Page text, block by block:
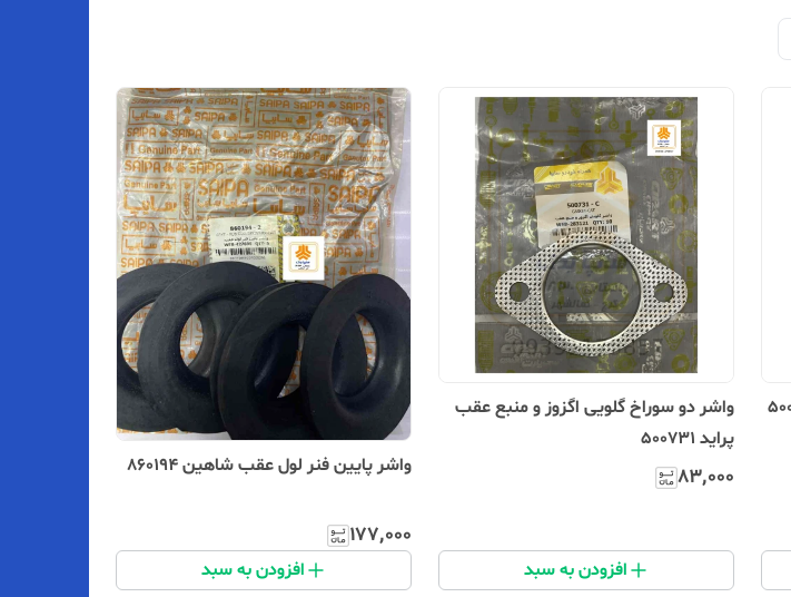
واشر دو سوراخ گلویی اگزوز و منبع عقب
پراید 500731
۸۳٬۰۰۰
افزودن به سبد
واشر پایین فنر لول عقب شاهین 860194
۱۷۷٬۰۰۰
افزودن به سبد